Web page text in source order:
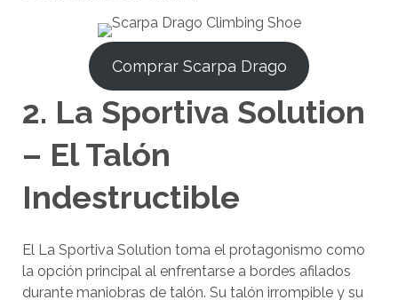
Comprar Scarpa Drago
2. La Sportiva Solution
– El Talón
Indestructible
El La Sportiva Solution toma el protagonismo como
la opción principal al enfrentarse a bordes afilados
durante maniobras de talón. Su talón irrompible y su